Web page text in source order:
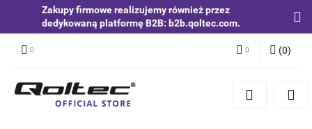
Zakupy firmowe realizujemy również przez
dedykowaną platformę B2B: b2b.qoltec.com.
Zaloguj się
(0)